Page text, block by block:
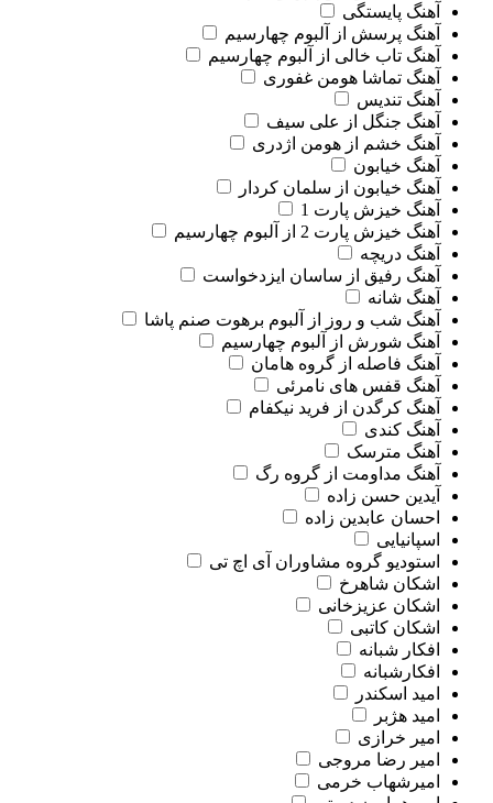
آهنگ پایستگی
آهنگ پرسش از آلبوم چهارسیم
آهنگ تاب خالی از آلبوم چهارسیم
آهنگ تماشا هومن غفوری
آهنگ تندیس
آهنگ جنگل از علی سیف
آهنگ خشم از هومن اژدری
آهنگ خیابون
آهنگ خیابون از سلمان کردار
آهنگ خیزش پارت 1
آهنگ خیزش پارت 2 از آلبوم چهارسیم
آهنگ دریچه
آهنگ رفیق از ساسان ایزدخواست
آهنگ شانه
آهنگ شب و روز از آلبوم برهوت صنم پاشا
آهنگ شورش از آلبوم چهارسیم
آهنگ فاصله از گروه هامان
آهنگ قفس های نامرئی
آهنگ کرگدن از فرید نیکفام
آهنگ کندی
آهنگ مترسک
آهنگ مداومت از گروه رگ
آیدین حسن زاده
احسان عابدین زاده
اسپانیایی
استودیو گروه مشاوران آی اچ تی
اشکان شاهرخ
اشکان عزیزخانی
اشکان کاتبی
افکار شبانه
افکارشبانه
امید اسکندر
امید هژبر
امیر خرازی
امیر رضا مروجی
امیرشهاب خرمی